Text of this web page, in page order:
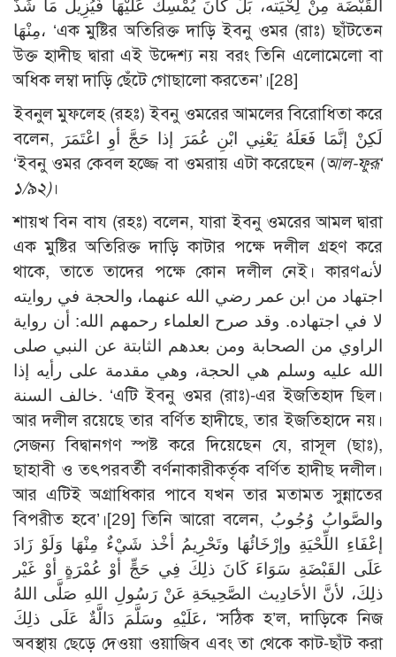
الْقَبْضَة مِنْ لِحْيَته، بَلْ كَانَ يُمْسِكُ عَلَيْهَا فَيُزِيل مَا شَذَّ
مِنْهَا، ‘এক মুষ্টির অতিরিক্ত দাড়ি ইবনু ওমর (রাঃ) ছাঁটতেন
উক্ত হাদীছ দ্বারা এই উদ্দেশ্য নয় বরং তিনি এলোমেলো বা
অধিক লম্বা দাড়ি ছেঁটে গোছালো করতেন’।[28]
ইবনুল মুফলেহ (রহঃ) ইবনু ওমরের আমলের বিরোধিতা করে
বলেন, لَكِنْ إنَّمَا فَعَلَهُ يَعْنِي ابْنِ عُمَرَ إذا حَجَّ أوِ اعْتَمَرَ
‘ইবনু ওমর কেবল হজ্জে বা ওমরায় এটা করেছেন (আল-ফুরূ‘
১/৯২)।
শায়খ বিন বায (রহঃ) বলেন, যারা ইবনু ওমরের আমল দ্বারা
এক মুষ্টির অতিরিক্ত দাড়ি কাটার পক্ষে দলীল গ্রহণ করে
থাকে, তাতে তাদের পক্ষে কোন দলীল নেই। কারণلأنه
اجتهاد من ابن عمر رضي الله عنهما، والحجة في روايته
لا في اجتهاده. وقد صرح العلماء رحمهم الله: أن رواية
الراوي من الصحابة ومن بعدهم الثابتة عن النبي صلى
الله عليه وسلم هي الحجة، وهي مقدمة على رأيه إذا
خالف السنة. ‘এটি ইবনু ওমর (রাঃ)-এর ইজতিহাদ ছিল।
আর দলীল রয়েছে তার বর্ণিত হাদীছে, তার ইজতিহাদে নয়।
সেজন্য বিদ্বানগণ স্পষ্ট করে দিয়েছেন যে, রাসূল (ছাঃ),
ছাহাবী ও তৎপরবর্তী বর্ণনাকারীকর্তৃক বর্ণিত হাদীছ দলীল।
আর এটিই অগ্রাধিকার পাবে যখন তার মতামত সুন্নাতের
বিপরীত হবে’।[29] তিনি আরো বলেন, والصَّوابُ وُجُوبُ
إعْفَاءِ اللِّحْيَةِ وإرْخَائُهَا وتَحْرِيمُ أخْذ شَيْءٌ مِنْهَا وَلَوْ زَادَ
عَلَى القَبْضَةِ سَوَاءَ كَانَ ذلِكَ فِي حَجٍّ أوْ عُمْرَةٍ أوْ غَيْر
ذلِكَ، لأنَّ الأحَادِيث الصَّحِيحَةِ عَنْ رَسُولِ اللهِ صَلَّى اللهُ
عَلَيْهِ وسَلَّمَ دَالَّةٌ عَلَى ذلِكَ، ‘সঠিক হ’ল, দাড়িকে নিজ
অবস্থায় ছেড়ে দেওয়া ওয়াজিব এবং তা থেকে কাট-ছাঁট করা